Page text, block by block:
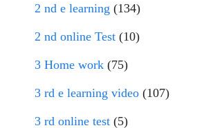
2 nd e learning (134)
2 nd online Test (10)
3 Home work (75)
3 rd e learning video (107)
3 rd online test (5)